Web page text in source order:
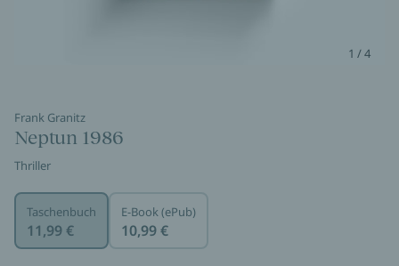
1 / 4
Frank Granitz
Neptun 1986
Thriller
Taschenbuch
11,99 €
E-Book (ePub)
10,99 €